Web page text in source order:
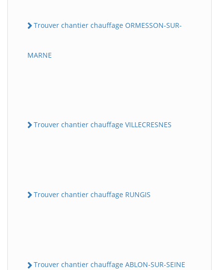
Trouver chantier chauffage ORMESSON-SUR-
MARNE
Trouver chantier chauffage VILLECRESNES
Trouver chantier chauffage RUNGIS
Trouver chantier chauffage ABLON-SUR-SEINE